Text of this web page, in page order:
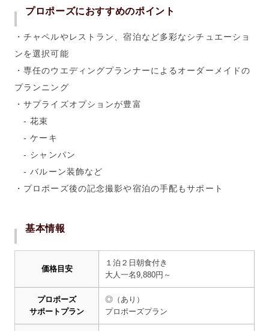
プロポーズにおすすめのポイント
・チャペルやレストラン、宿泊など多彩なシチュエーショ
ンを選択可能
・専任のウエディングプランナーによるオーダーメイドの
プランニング
・サプライズオプションが豊富
- 花束
- ケーキ
- シャンパン
- バルーン装飾など
・プロポーズ後の記念撮影や宿泊の手配もサポート
基本情報
価格目安
１泊２日朝食付き
大人一名9,880円～
プロポーズ
サポートプラン
◎（あり）
プロポーズプラン